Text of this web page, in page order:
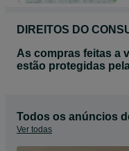
DIREITOS DO
As compras feitas a
estão protegidas
Todos os anúncios
Ver todas